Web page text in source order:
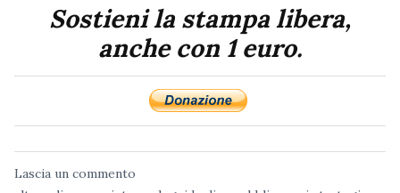
Sostieni la stampa libera,
anche con 1 euro.
Lascia un commento